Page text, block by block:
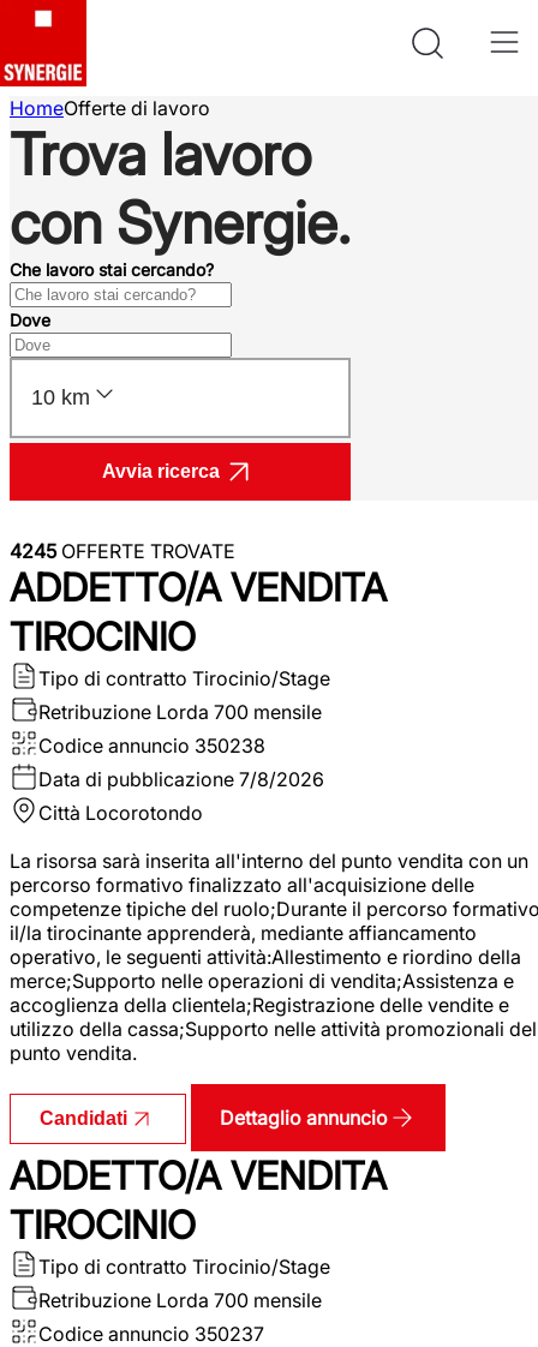
HomeOfferte di lavoro
Trova lavoro
con Synergie.
Che lavoro stai cercando?
Dove
10 km
Avvia ricerca
4245OFFERTE TROVATE
ADDETTO/A VENDITA
TIROCINIO
Tipo di contratto Tirocinio/Stage
Retribuzione Lorda 700 mensile
Codice annuncio 350238
Data di pubblicazione 7/8/2026
Città Locorotondo
La risorsa sarà inserita all'interno del punto vendita con un
percorso formativo finalizzato all'acquisizione delle
competenze tipiche del ruolo;Durante il percorso
il/la tirocinante apprenderà, mediante affiancamento
operativo, le seguenti attività:Allestimento e riordino della
merce;Supporto nelle operazioni di vendita;Assistenza e
accoglienza della clientela;Registrazione delle vendite e
utilizzo della cassa;Supporto nelle attività promozionali del
punto vendita.
Candidati Dettaglio annuncio
ADDETTO/A VENDITA
TIROCINIO
Tipo di contratto Tirocinio/Stage
Retribuzione Lorda 700 mensile
Codice annuncio 350237